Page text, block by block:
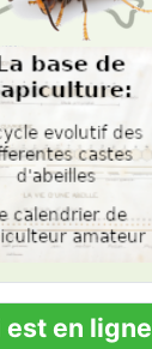
est en ligne